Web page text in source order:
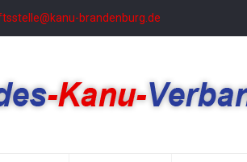
brandenburg.de